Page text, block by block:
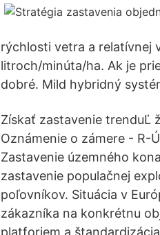
rýchlosti vetra a relatívnej
litroch/minúta/ha. Ak je
dobré. Mild hybridný
Získať zastavenie trenduĽ
Oznámenie o zámere - R-
Zastavenie územného
zastavenie populačnej
poľovníkov. Situácia v
zákazníka na konkrétnu
platforiem a